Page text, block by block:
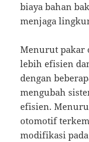
biaya bahan
menjaga
Menurut pakar
lebih efisien
dengan
mengubah
efisien.
otomotif
modifikasi